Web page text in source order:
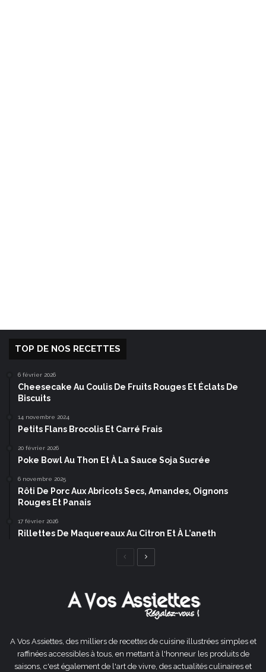
TOP DE NOS RECETTES
6 février 2026
Cheesecake Au Coulis De Fruits Rouges Et Éclats De
Biscuits
14 novembre 2024
Petits Flans Brocolis Et Carré Frais
20 février 2026
Poke Bowl Au Thon Et À La Sauce Soja Sucrée
6 novembre 2025
Rôti De Porc Aux Abricots Secs, Amandes, Oignons
Rouges Et Panais
17 février 2026
Rillettes De Maquereaux Au Citron Et À L’aneth
Page
A Vos Assiettes, des milliers de recettes de cuisine illustrées simples et
raffinées accessibles à tous, en mettant à l'honneur les produits de
saisons, c'est également de l'art de vivre, des actualités culinaires et